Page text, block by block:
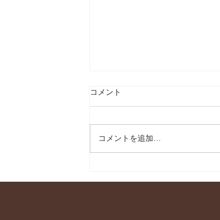
い。】
コメント
コメントを追加…